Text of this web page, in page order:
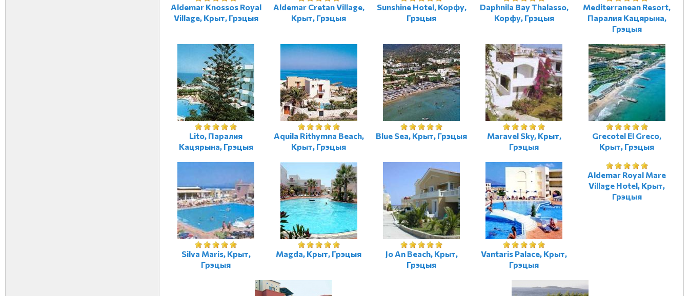
Aldemar Knossos Royal
Village, Крыт, Грэцыя
Aldemar Cretan Village,
Крыт, Грэцыя
Sunshine Hotel, Корфу,
Грэцыя
Daphnila Bay Thalasso,
Корфу, Грэцыя
Mediterranean Resort,
Паралия Кацярына,
Грэцыя
Lito, Паралия
Кацярына, Грэцыя
Aquila Rithymna Beach,
Крыт, Грэцыя
Blue Sea, Крыт, Грэцыя
Maravel Sky, Крыт,
Грэцыя
Grecotel El Greco,
Крыт, Грэцыя
Silva Maris, Крыт,
Грэцыя
Magda, Крыт, Грэцыя
Jo An Beach, Крыт,
Грэцыя
Vantaris Palace, Крыт,
Грэцыя
Aldemar Royal Mare
Village Hotel, Крыт,
Грэцыя